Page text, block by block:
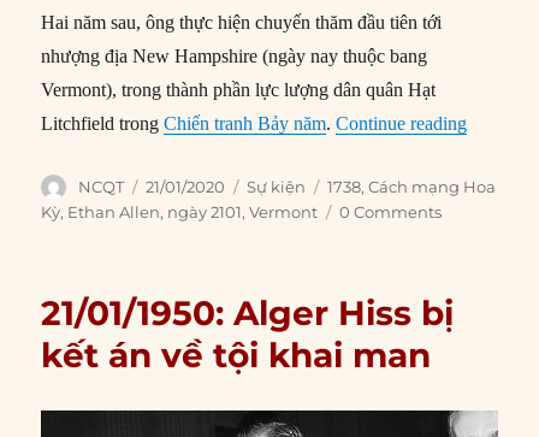
Hai năm sau, ông thực hiện chuyến thăm đầu tiên tới
nhượng địa New Hampshire (ngày nay thuộc bang
Vermont), trong thành phần lực lượng dân quân Hạt
Litchfield trongChiến tranh Bảy năm. Continue reading“21/01/
Author
NCQT
Posted
on
21/01/2020 Categories
Sự kiện Tags
1738,Cách mạng Hoa
Kỳ, Ethan Allen, ngày 2101,Vermont 0 Comments
21/01/1950: Alger Hiss bị
kết án về tội khai man